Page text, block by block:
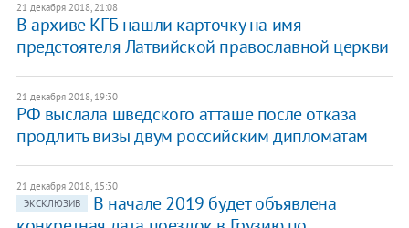
21 декабря 2018, 21:08
В архиве КГБ нашли карточку на имя
предстоятеля Латвийской православной церкви
21 декабря 2018, 19:30
РФ выслала шведского атташе после отказа
продлить визы двум российским дипломатам
21 декабря 2018, 15:30
ЭКСКЛЮЗИВ
В начале 2019 будет объявлена